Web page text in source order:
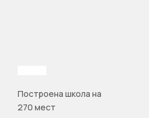
Построена школа на
270 мест